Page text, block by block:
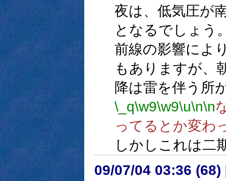
夜は、低気圧が
となるでしょう
前線の影響によ
もありますが、
降は雷を伴う所
\_q\w9\w9\u\n\n
ってるとか変わ
しかしこれは二
09/07/04 03:36 (68)